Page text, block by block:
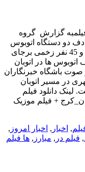
گزارش گروه
دو دستگاه اتوبوس
برون شهری در مسیر اتوبان تهران 3 کشته و 45 نفر زخمی برجای
ها در اتوبان
باشگاه خبرنگاران
در مسیر اتوبان
لینک دانلود فیلم
+ فیلم موزیک
,اخبار, اخبار امروز,
فیلم در, مبارز , ها فیلم